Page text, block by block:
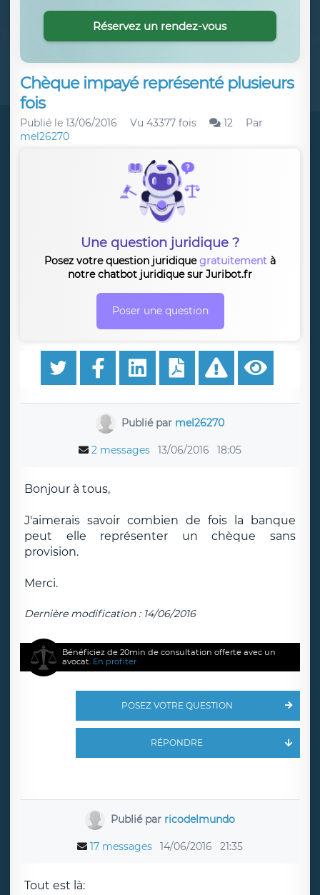
Chèque impayé représenté plusieurs
fois
Publié le 13/06/2016 Vu 43377 fois 12
Par
mel26270
Une question juridique ?
Posez votre question juridiquegratuitement à
notre chatbot juridique sur Juribot.fr
Poser une question
Publié par mel26270
2 messages 13/06/2016 18:05
Bonjour à tous,
J'aimerais savoir combien de fois la banque
peut elle représenter un chèque sans
provision.
Merci.
Dernière modification : 14/06/2016
Bénéficiez de 20min de consultation offerte avec un
avocat. En profiter
POSEZ VOTRE QUESTION
RÉPONDRE
Publié par ricodelmundo
17 messages 14/06/2016 21:35
Tout est là:
Réservez un rendez-vous